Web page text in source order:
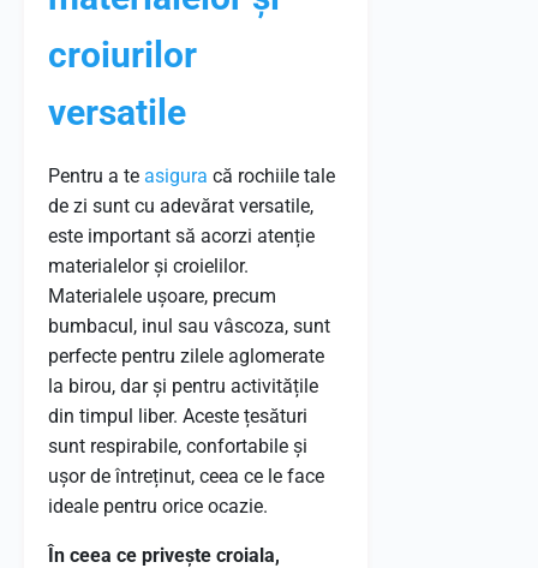
croiurilor
versatile
Pentru a te asigura că rochiile tale
de zi sunt cu adevărat versatile,
este important să acorzi atenție
materialelor și croielilor.
Materialele ușoare, precum
bumbacul, inul sau vâscoza, sunt
perfecte pentru zilele aglomerate
la birou, dar și pentru activitățile
din timpul liber. Aceste țesături
sunt respirabile, confortabile și
ușor de întreținut, ceea ce le face
ideale pentru orice ocazie.
În ceea ce privește croiala,